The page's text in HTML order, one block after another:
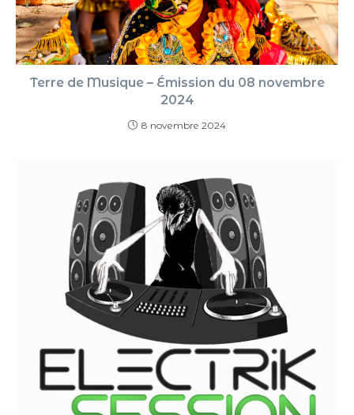
Terre de Musique – Émission du 08 novembre
2024
8 novembre 2024